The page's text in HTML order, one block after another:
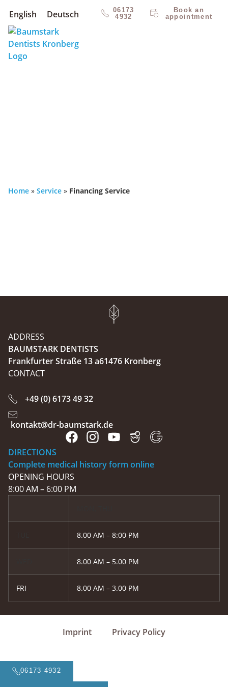
English Deutsch
06173
4932
Book an
appointment
Home » Service » Financing Service
ADDRESS
BAUMSTARK DENTISTS
Frankfurter Straße 13 a61476 Kronberg
CONTACT
+49 (0) 6173 49 32
kontakt@dr-baumstark.de
DIRECTIONS
Complete medical history form online
OPENING HOURS
8:00 AM – 6:00 PM
8.00 AM – 8:00 PM
8.00 AM – 5.00 PM
FRI 8.00 AM – 3.00 PM
Imprint Privacy Policy
06173 4932